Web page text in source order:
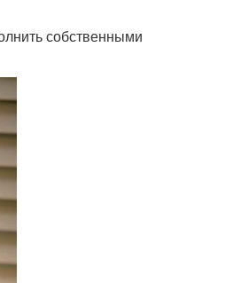
собственными